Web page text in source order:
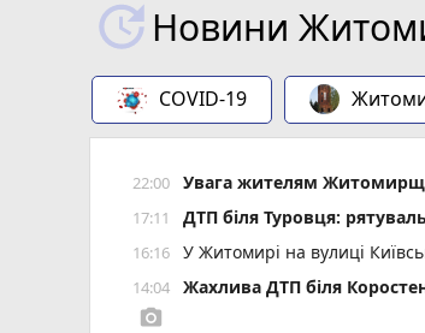
Новини
COVID-19
22:00 Увага жителям
17:11 ДТП біля Туровця:
16:16 У Житомирі на вулиці
14:04 Жахлива ДТП біля
photo_camera